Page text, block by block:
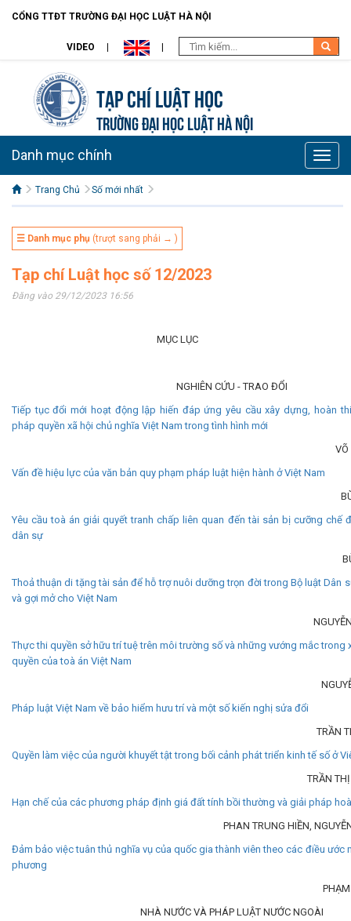
CỔNG TTĐT TRƯỜNG ĐẠI HỌC LUẬT HÀ NỘI
VIDEO
Tạp chí Luật học
TRƯỜNG ĐẠI HỌC LUẬT HÀ NỘI
Toggle
Danh mục chính
Trang Chủ Số mới nhất
☰ Danh mục phụ (trượt sang phải → )
Tạp chí Luật học số 12/2023
Đăng vào 29/12/2023 16:56
MỤC LỤC
NGHIÊN CỨU - TRAO ĐỔI
Tiếp tục đổi mới hoạt động lập hiến đáp ứng yêu cầu xây dựng, hoàn
pháp quyền xã hội chủ nghĩa Việt Nam trong tình hình mới
Vấn đề hiệu lực của văn bản quy phạm pháp luật hiện hành ở Việt Nam
Yêu cầu toà án giải quyết tranh chấp liên quan đến tài sản bị cưỡng chế
dân sự
Thoả thuận di tặng tài sản để hỗ trợ nuôi dưỡng trọn đời trong Bộ luật Dân
và gợi mở cho Việt Nam
Thực thi quyền sở hữu trí tuệ trên môi trường số và những vướng mắc trong
quyền của toà án Việt Nam
Pháp luật Việt Nam về bảo hiểm hưu trí và một số kiến nghị sửa đổi
TRẦN
Quyền làm việc của người khuyết tật trong bối cảnh phát triển kinh tế số ở
TRẦN
Hạn chế của các phương pháp định giá đất tính bồi thường và giải pháp
PHAN TRUNG HIỀN,
Đảm bảo việc tuân thủ nghĩa vụ của quốc gia thành viên theo các điều ước
phương
NHÀ NƯỚC VÀ PHÁP LUẬT NƯỚC NGOÀI